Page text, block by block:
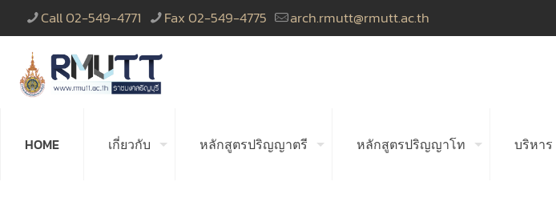
Call 02-549-4771 Fax 02-549-4775 arch.rmutt@rmutt.ac.th
HOME เกี่ยวกับ หลักสูตรปริญญาตรี หลักสูตรปริญญาโท บริหาร